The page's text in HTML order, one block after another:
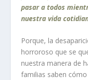
pasar a todos
nuestra vida
Porque, la
horroroso que se
nuestra manera de
familias saben